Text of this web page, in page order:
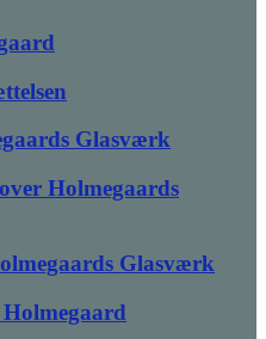
Glasværk
Holmegaards
Glasværk